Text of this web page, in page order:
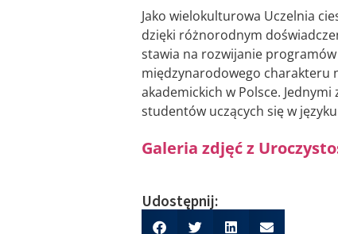
Jako wielokulturowa Uczelnia
dzięki różnorodnym
stawia na rozwijanie
międzynarodowego charakteru
akademickich w Polsce.
studentów uczących się w
Galeria zdjęć z
Udostępnij: